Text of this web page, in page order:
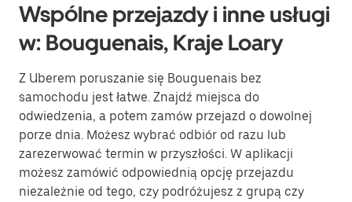
Wspólne przejazdy i inne usługi
w: Bouguenais, Kraje Loary
Z Uberem poruszanie się Bouguenais bez
samochodu jest łatwe. Znajdź miejsca do
odwiedzenia, a potem zamów przejazd o dowolnej
porze dnia. Możesz wybrać odbiór od razu lub
zarezerwować termin w przyszłości. W aplikacji
możesz zamówić odpowiednią opcję przejazdu
niezależnie od tego, czy podróżujesz z grupą czy